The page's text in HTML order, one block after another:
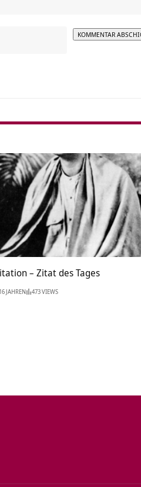
– Zitat des Tages
JAHREN 473 VIEWS